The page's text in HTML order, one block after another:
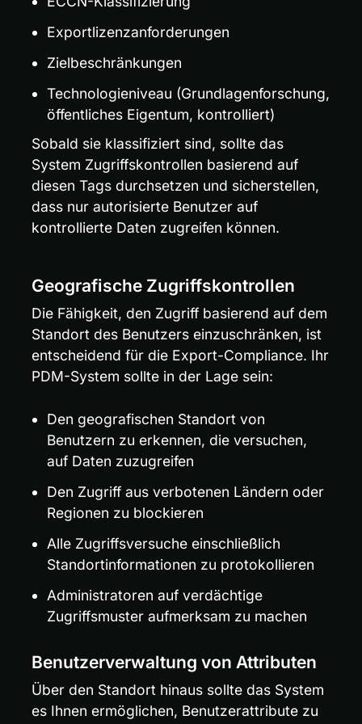
Exportlizenzanforderungen
Zielbeschränkungen
Technologieniveau (Grundlagenforschung,
öffentliches Eigentum, kontrolliert)
Sobald sie klassifiziert sind, sollte das
System Zugriffskontrollen basierend auf
diesen Tags durchsetzen und sicherstellen,
dass nur autorisierte Benutzer auf
kontrollierte Daten zugreifen können.
Geografische Zugriffskontrollen
Die Fähigkeit, den Zugriff basierend auf dem
Standort des Benutzers einzuschränken, ist
entscheidend für die Export-Compliance. Ihr
PDM-System sollte in der Lage sein:
Den geografischen Standort von
Benutzern zu erkennen, die versuchen,
auf Daten zuzugreifen
Den Zugriff aus verbotenen Ländern oder
Regionen zu blockieren
Alle Zugriffsversuche einschließlich
Standortinformationen zu protokollieren
Administratoren auf verdächtige
Zugriffsmuster aufmerksam zu machen
Benutzerverwaltung von Attributen
Über den Standort hinaus sollte das System
es Ihnen ermöglichen, Benutzerattribute zu